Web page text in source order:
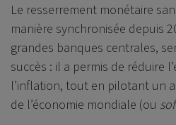
Le resserrement monétaire
manière synchronisée depuis
grandes banques centrales,
succès : il a permis de réduire
l’inflation, tout en pilotant un
de l’économie mondiale (ou